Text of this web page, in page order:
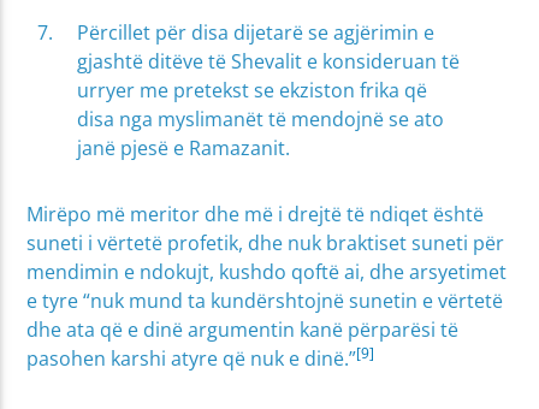
Përcillet për disa dijetarë se agjërimin e
gjashtë ditëve të Shevalit e konsideruan të
urryer me pretekst se ekziston frika që
disa nga myslimanët të mendojnë se ato
janë pjesë e Ramazanit.
Mirëpo më meritor dhe më i drejtë të ndiqet është
suneti i vërtetë profetik, dhe nuk braktiset suneti për
mendimin e ndokujt, kushdo qoftë ai, dhe arsyetimet
e tyre “nuk mund ta kundërshtojnë sunetin e vërtetë
dhe ata që e dinë argumentin kanë përparësi të
pasohen karshi atyre që nuk e dinë.”[9]